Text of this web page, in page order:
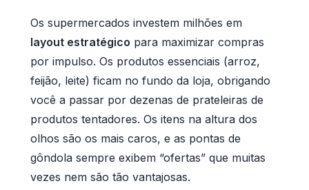
Os supermercados investem milhões em
layout estratégico para maximizar compras
por impulso. Os produtos essenciais (arroz,
feijão, leite) ficam no fundo da loja, obrigando
você a passar por dezenas de prateleiras de
produtos tentadores. Os itens na altura dos
olhos são os mais caros, e as pontas de
gôndola sempre exibem “ofertas” que muitas
vezes nem são tão vantajosas.